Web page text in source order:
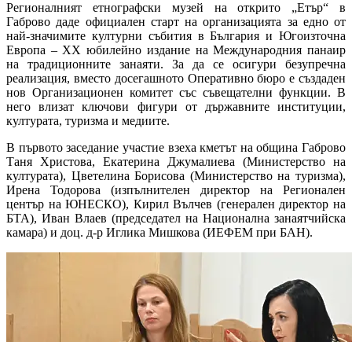
Регионалният етнографски музей на открито „Етър“ в
Габрово даде официален старт на организацията за едно от
най-значимите културни събития в България и Югоизточна
Европа – XX юбилейно издание на Международния панаир
на традиционните занаяти. За да се осигури безупречна
реализация, вместо досегашното Оперативно бюро е създаден
нов Организационен комитет със съвещателни функции. В
него влизат ключови фигури от държавните институции,
културата, туризма и медиите.
В първото заседание участие взеха кметът на община Габрово
Таня Христова, Екатерина Джумалиева (Министерство на
културата), Цветелина Борисова (Министерство на туризма),
Ирена Тодорова (изпълнителен директор на Регионален
център на ЮНЕСКО), Кирил Вълчев (генерален директор на
БТА), Иван Влаев (председател на Национална занаятчийска
камара) и доц. д-р Иглика Мишкова (ИЕФЕМ при БАН).